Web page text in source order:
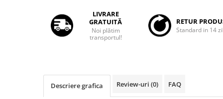
Rame adaptoare Honda
Rame Adaptoare Porsche
Rame adaptoare Citroen
LIVRARE
GRATUITĂ
Noi plătim
transportul!
RETUR
Standard in 14
Descriere grafica Review-uri (0) FAQ